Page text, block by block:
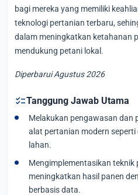
bagi mereka yang memiliki
teknologi pertanian terbaru,
dalam meningkatkan ketahanan
mendukung petani lokal.
Diperbarui Agustus 2026
checklistTanggung Jawab Utama
Melakukan pengawasan dan
alat pertanian modern
lahan.
Mengimplementasikan
meningkatkan hasil panen
berbasis data.